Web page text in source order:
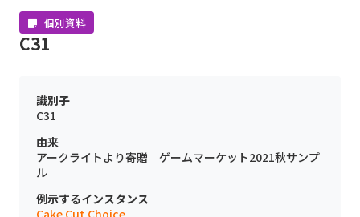
個別資料
C31
識別子
C31
由来
アークライトより寄贈 ゲームマーケット2021秋サンプ
ル
例示するインスタンス
Cake Cut Choice